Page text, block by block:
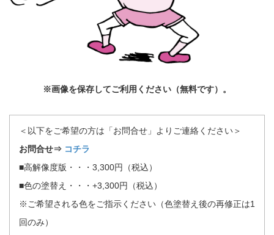
※画像を保存してご利用ください（無料です）。
＜以下をご希望の方は「お問合せ」よりご連絡ください＞
お問合せ⇒ コチラ
■高解像度版・・・3,300円（税込）
■色の塗替え・・・+3,300円（税込）
※ご希望される色をご指示ください（色塗替え後の再修正は1
回のみ）